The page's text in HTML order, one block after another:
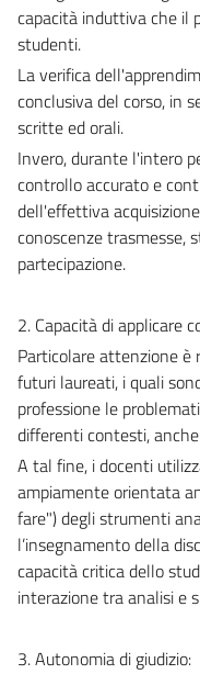
capacità induttiva che il
studenti.
La verifica
conclusiva del corso, in
scritte ed orali.
Invero, durante l'intero
controllo accurato e
dell'effettiva
conoscenze trasmesse,
partecipazione.
2. Capacità di applicare
Particolare attenzione è
futuri laureati, i quali
professione le
differenti contesti,
A tal fine, i docenti
ampiamente orientata
fare") degli strumenti
l’insegnamento della
capacità critica dello
interazione tra analisi e
3. Autonomia di giudizio: